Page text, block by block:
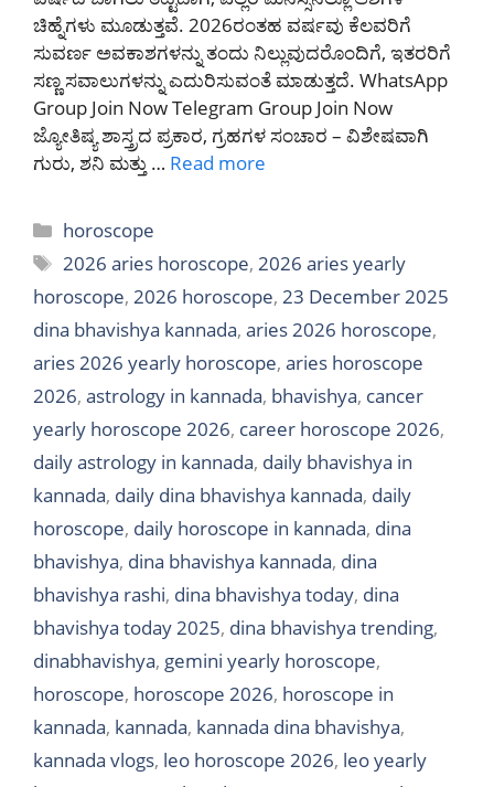
ಚಿಹ್ನೆಗಳು ಮೂಡುತ್ತವೆ. 2026ರಂತಹ ವರ್ಷವು ಕೆಲವರಿಗೆ
ಸುವರ್ಣ ಅವಕಾಶಗಳನ್ನು ತಂದು ನಿಲ್ಲುವುದರೊಂದಿಗೆ, ಇತರರಿಗೆ
ಸಣ್ಣ ಸವಾಲುಗಳನ್ನು ಎದುರಿಸುವಂತೆ ಮಾಡುತ್ತದೆ. WhatsApp
Group Join Now Telegram Group Join Now
ಜ್ಯೋತಿಷ್ಯ ಶಾಸ್ತ್ರದ ಪ್ರಕಾರ, ಗ್ರಹಗಳ ಸಂಚಾರ – ವಿಶೇಷವಾಗಿ
ಗುರು, ಶನಿ ಮತ್ತು … Read more
Categories
horoscope
Tags
2026 aries horoscope,2026 aries yearly
horoscope, 2026 horoscope, 23 December 2025
dina bhavishya kannada, aries 2026 horoscope,
aries 2026 yearly horoscope, aries horoscope
2026, astrology in kannada, bhavishya, cancer
yearly horoscope 2026, career horoscope 2026,
daily astrology in kannada, daily bhavishya in
kannada, daily dina bhavishya kannada, daily
horoscope, daily horoscope in kannada, dina
bhavishya, dina bhavishya kannada, dina
bhavishya rashi, dina bhavishya today, dina
bhavishya today 2025, dina bhavishya trending,
dinabhavishya, gemini yearly horoscope,
horoscope, horoscope 2026, horoscope in
kannada, kannada, kannada dina bhavishya,
kannada vlogs, leo horoscope 2026, leo yearly